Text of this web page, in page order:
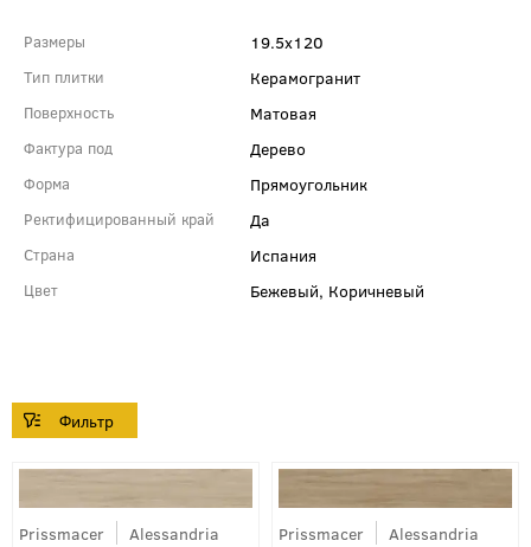
Размеры 19.5x120
Тип плитки Керамогранит
Поверхность Матовая
Фактура под Дерево
Форма Прямоугольник
Ректифицированный край Да
Страна Испания
Цвет Бежевый, Коричневый
Prissmacer Alessandria Prissmacer Alessandria